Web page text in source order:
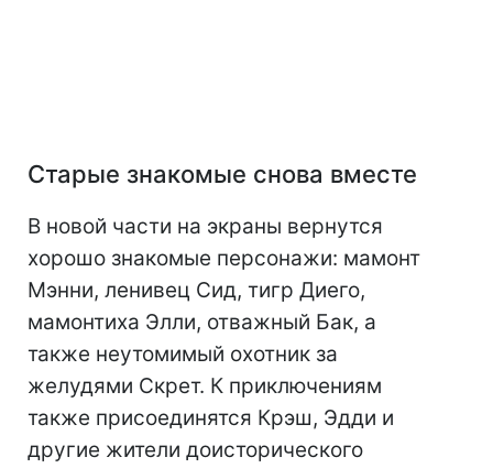
Старые знакомые снова вместе
В новой части на экраны вернутся
хорошо знакомые персонажи: мамонт
Мэнни, ленивец Сид, тигр Диего,
мамонтиха Элли, отважный Бак, а
также неутомимый охотник за
желудями Скрет. К приключениям
также присоединятся Крэш, Эдди и
другие жители доисторического